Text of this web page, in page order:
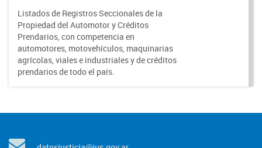
Listados de Registros Seccionales de la
Propiedad del Automotor y Créditos
Prendarios, con competencia en
automotores, motovehículos, maquinarias
agrícolas, viales e industriales y de créditos
prendarios de todo el país.